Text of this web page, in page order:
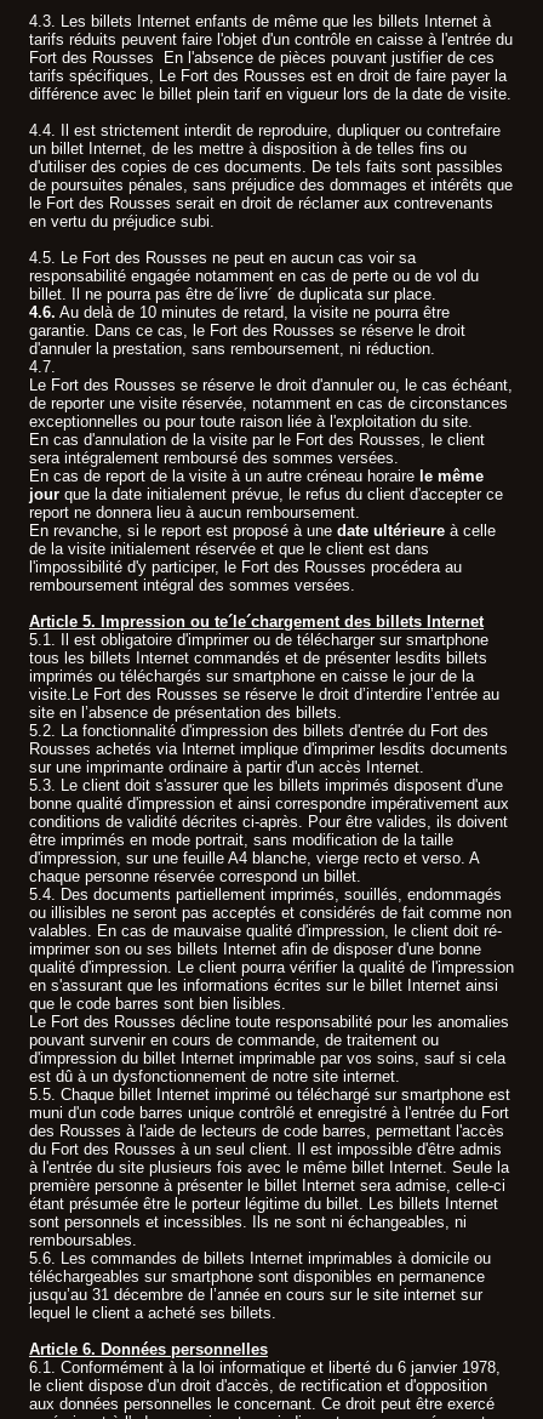
4.3. Les billets Internet enfants de même que les billets Internet à
tarifs réduits peuvent faire l'objet d'un contrôle en caisse à l'entrée du
Fort des Rousses En l'absence de pièces pouvant justifier de ces
tarifs spécifiques, Le Fort des Rousses est en droit de faire payer la
différence avec le billet plein tarif en vigueur lors de la date de visite.
4.4. Il est strictement interdit de reproduire, dupliquer ou contrefaire
un billet Internet, de les mettre à disposition à de telles fins ou
d'utiliser des copies de ces documents. De tels faits sont passibles
de poursuites pénales, sans préjudice des dommages et intérêts que
le Fort des Rousses serait en droit de réclamer aux contrevenants
en vertu du préjudice subi.
4.5. Le Fort des Rousses ne peut en aucun cas voir sa
responsabilité engagée notamment en cas de perte ou de vol du
billet. Il ne pourra pas être de´livre´ de duplicata sur place.
4.6. Au delà de 10 minutes de retard, la visite ne pourra être
garantie. Dans ce cas, le Fort des Rousses se réserve le droit
d'annuler la prestation, sans remboursement, ni réduction.
4.7.
Le Fort des Rousses se réserve le droit d'annuler ou, le cas échéant,
de reporter une visite réservée, notamment en cas de circonstances
exceptionnelles ou pour toute raison liée à l'exploitation du site.
En cas d'annulation de la visite par le Fort des Rousses, le client
sera intégralement remboursé des sommes versées.
En cas de report de la visite à un autre créneau horaire le même
jourque la date initialement prévue, le refus du client d'accepter ce
report ne donnera lieu à aucun remboursement.
En revanche, si le report est proposé à une date ultérieureà celle
de la visite initialement réservée et que le client est dans
l'impossibilité d'y participer, le Fort des Rousses procédera au
remboursement intégral des sommes versées.
Article 5. Impression ou te´le´chargement des billets Internet
5.1. Il est obligatoire d'imprimer ou de télécharger sur smartphone
tous les billets Internet commandés et de présenter lesdits billets
imprimés ou téléchargés sur smartphone en caisse le jour de la
visite.Le Fort des Rousses se réserve le droit d’interdire l’entrée au
site en l’absence de présentation des billets.
5.2. La fonctionnalité d'impression des billets d'entrée du Fort des
Rousses achetés via Internet implique d'imprimer lesdits documents
sur une imprimante ordinaire à partir d'un accès Internet.
5.3. Le client doit s'assurer que les billets imprimés disposent d'une
bonne qualité d'impression et ainsi correspondre impérativement aux
conditions de validité décrites ci-après. Pour être valides, ils doivent
être imprimés en mode portrait, sans modification de la taille
d'impression, sur une feuille A4 blanche, vierge recto et verso. A
chaque personne réservée correspond un billet.
5.4. Des documents partiellement imprimés, souillés, endommagés
ou illisibles ne seront pas acceptés et considérés de fait comme non
valables. En cas de mauvaise qualité d'impression, le client doit ré-
imprimer son ou ses billets Internet afin de disposer d'une bonne
qualité d'impression. Le client pourra vérifier la qualité de l'impression
en s'assurant que les informations écrites sur le billet Internet ainsi
que le code barres sont bien lisibles.
Le Fort des Rousses décline toute responsabilité pour les anomalies
pouvant survenir en cours de commande, de traitement ou
d'impression du billet Internet imprimable par vos soins, sauf si cela
est dû à un dysfonctionnement de notre site internet.
5.5. Chaque billet Internet imprimé ou téléchargé sur smartphone est
muni d'un code barres unique contrôlé et enregistré à l'entrée du Fort
des Rousses à l'aide de lecteurs de code barres, permettant l'accès
du Fort des Rousses à un seul client. Il est impossible d'être admis
à l'entrée du site plusieurs fois avec le même billet Internet. Seule la
première personne à présenter le billet Internet sera admise, celle-ci
étant présumée être le porteur légitime du billet. Les billets Internet
sont personnels et incessibles. Ils ne sont ni échangeables, ni
remboursables.
5.6. Les commandes de billets Internet imprimables à domicile ou
téléchargeables sur smartphone sont disponibles en permanence
jusqu’au 31 décembre de l’année en cours sur le site internet sur
lequel le client a acheté ses billets.
Article 6. Données personnelles
6.1. Conformément à la loi informatique et liberté du 6 janvier 1978,
le client dispose d'un droit d'accès, de rectification et d'opposition
aux données personnelles le concernant. Ce droit peut être exercé